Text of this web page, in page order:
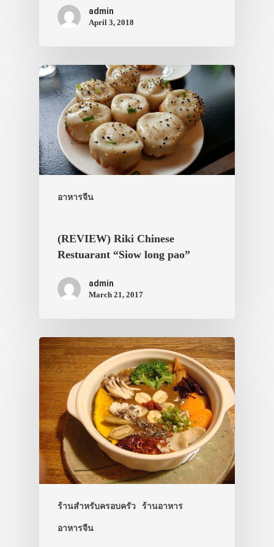
admin
April 3, 2018
อาหารจีน
(REVIEW) Riki Chinese
Restuarant “Siow long pao”
admin
March 21, 2017
ร้านสำหรับครอบครัว ร้านอาหาร
อาหารจีน
ประเทศญี่ปุ่น
เที่ยวญี่ปุ่นด้ว
เอง
รถบัส
เดินทาง
สาระน่ารู้